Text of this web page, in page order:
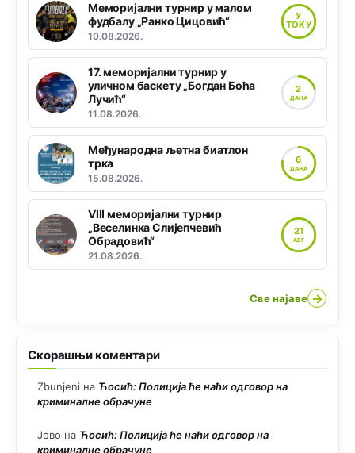
Меморијални турнир у малом
фудбалу „Ранко Цицовић“
10.08.2026.
У
ТОКУ
17. меморијални турнир у
уличном баскету „Богдан Боћа
Лучић“
11.08.2026.
2
ДАНА
Међународна љетна биатлон
трка
15.08.2026.
6
ДАНА
VIII меморијални турнир
„Веселинка Слијепчевић
Обрадовић“
21.08.2026.
21
АВГ
Све најаве →
Скорашњи коментари
Zbunjeni на Ћосић: Полиција ће наћи одговор на
криминалне обрачуне
Јово на Ћосић: Полиција ће наћи одговор на
криминалне обрачуне